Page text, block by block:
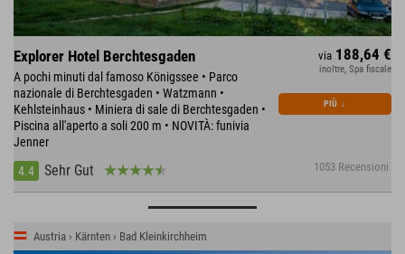
Explorer Hotel Berchtesgaden
A pochi minuti dal famoso Königssee • Parco
nazionale di Berchtesgaden • Watzmann •
Kehlsteinhaus • Miniera di sale di Berchtesgaden •
Piscina all'aperto a soli 200 m • NOVITÀ: funivia
Jenner
4.4
Sehr Gut 1053 Recensioni
via 188,64 €
inoltre, Spa fiscale
PIÙ ↓
Austria › Kärnten › Bad Kleinkirchheim